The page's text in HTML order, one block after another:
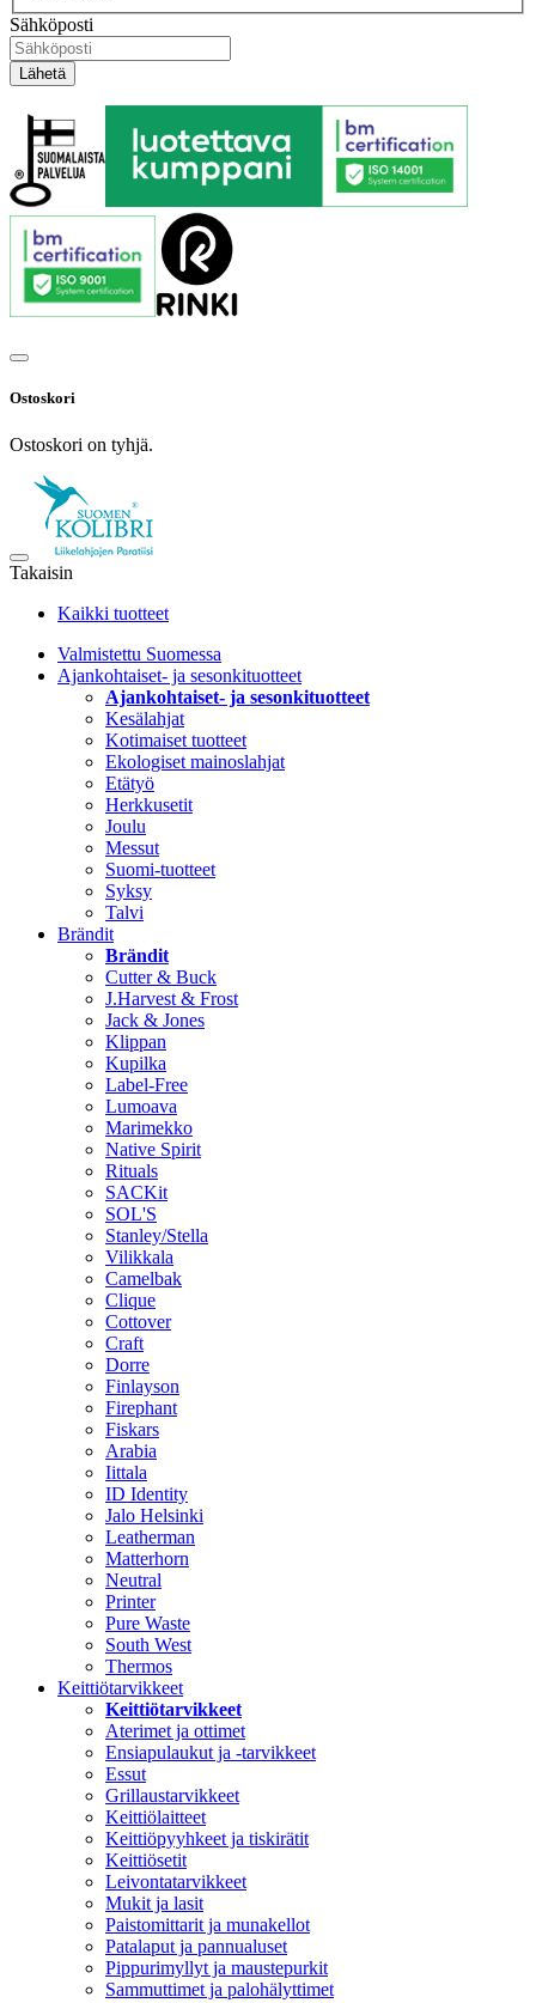
Sähköposti
Ostoskori
Ostoskori on tyhjä.
Takaisin
Kaikki tuotteet
Valmistettu Suomessa
Ajankohtaiset- ja sesonkituotteet
Ajankohtaiset- ja sesonkituotteet
Kesälahjat
Kotimaiset tuotteet
Ekologiset mainoslahjat
Etätyö
Herkkusetit
Joulu
Messut
Suomi-tuotteet
Syksy
Talvi
Brändit
Brändit
Cutter & Buck
J.Harvest & Frost
Jack & Jones
Klippan
Kupilka
Label-Free
Lumoava
Marimekko
Native Spirit
Rituals
SACKit
SOL'S
Stanley/Stella
Vilikkala
Camelbak
Clique
Cottover
Craft
Dorre
Finlayson
Firephant
Fiskars
Arabia
Iittala
ID Identity
Jalo Helsinki
Leatherman
Matterhorn
Neutral
Printer
Pure Waste
South West
Thermos
Keittiötarvikkeet
Keittiötarvikkeet
Aterimet ja ottimet
Ensiapulaukut ja -tarvikkeet
Essut
Grillaustarvikkeet
Keittiölaitteet
Keittiöpyyhkeet ja tiskirätit
Keittiösetit
Leivontatarvikkeet
Mukit ja lasit
Paistomittarit ja munakellot
Patalaput ja pannualuset
Pippurimyllyt ja maustepurkit
Sammuttimet ja palohälyttimet